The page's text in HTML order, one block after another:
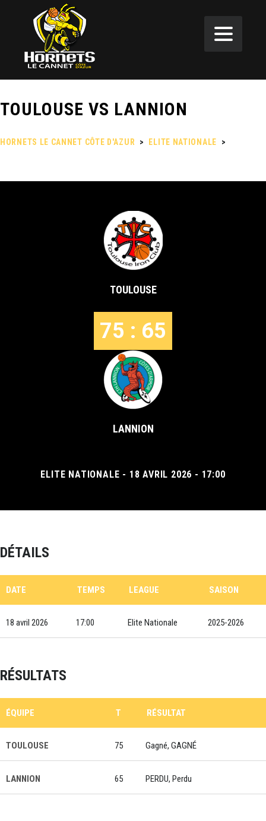
TOULOUSE VS LANNION
HORNETS LE CANNET CÔTE D'AZUR > ELITE NATIONALE
>
TOULOUSE
75 : 65
LANNION
ELITE NATIONALE - 18 AVRIL 2026 - 17:00
DÉTAILS
DATE TEMPS LEAGUE SAISON
18 avril 2026 17:00 Elite Nationale 2025-2026
RÉSULTATS
ÉQUIPE T RÉSULTAT
TOULOUSE 75 Gagné, GAGNÉ
LANNION 65 PERDU, Perdu